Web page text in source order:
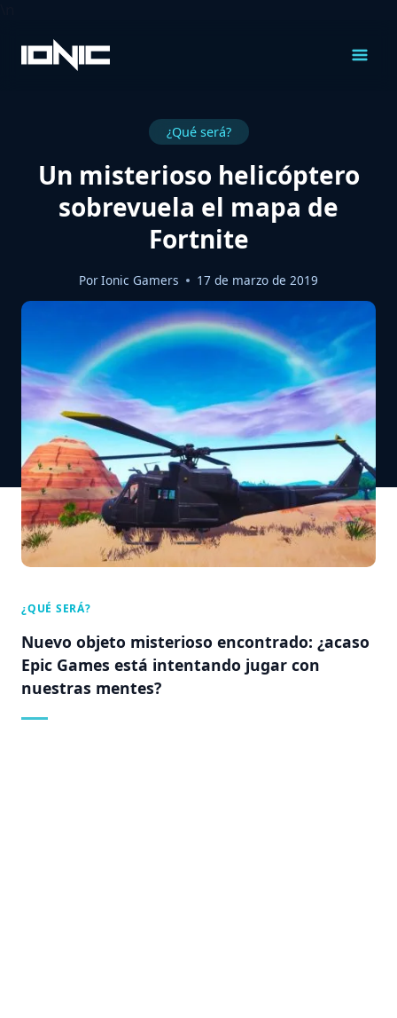
Contenido
¿Qué será?
Un misterioso helicóptero
sobrevuela el mapa de
Fortnite
PorIonic Gamers 17 de marzo de 2019
¿QUÉ SERÁ?
Nuevo objeto misterioso encontrado: ¿acaso
Epic Games está intentando jugar con
nuestras mentes?